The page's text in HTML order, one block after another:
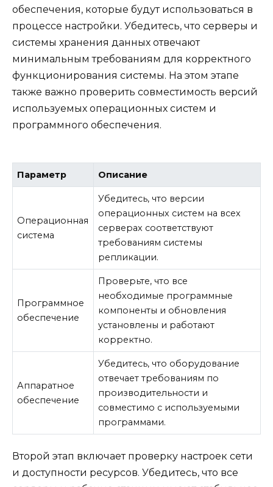
обеспечения, которые будут использоваться в
процессе настройки. Убедитесь, что серверы и
системы хранения данных отвечают
минимальным требованиям для корректного
функционирования системы. На этом этапе
также важно проверить совместимость версий
используемых операционных систем и
программного обеспечения.
Параметр Описание
Операционная
система
Убедитесь, что версии
операционных систем на всех
серверах соответствуют
требованиям системы
репликации.
Программное
обеспечение
Проверьте, что все
необходимые программные
компоненты и обновления
установлены и работают
корректно.
Аппаратное
обеспечение
Убедитесь, что оборудование
отвечает требованиям по
производительности и
совместимо с используемыми
программами.
Второй этап включает проверку настроек сети
и доступности ресурсов. Убедитесь, что все